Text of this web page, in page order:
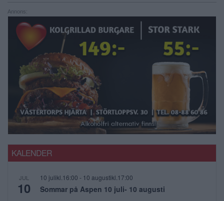
Annons:
KALENDER
JUL
10
10 julikl.16:00 - 10 augustikl.17:00
Sommar på Aspen 10 juli- 10 augusti